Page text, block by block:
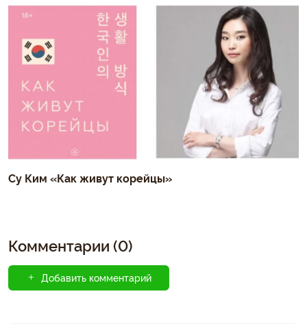
Су Ким «Как живут корейцы»
Комментарии (0)
Добавить комментарий